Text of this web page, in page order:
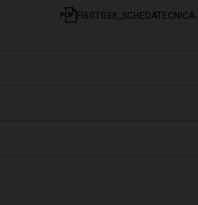
FI60TG38_SCHEDATECNICA